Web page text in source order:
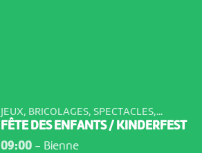
JEUX, BRICOLAGES, SPECTACLES,...
FÊTE DES ENFANTS / KINDERFEST
09:00- Bienne